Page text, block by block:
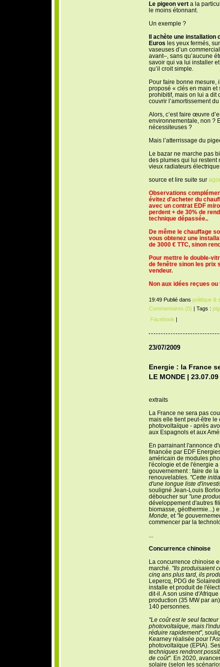
Le pigeon verta la
le moins étonnant.
Un exemple ?
Il achète une installation
Euros les yeux fermés,
vaseuses d’un
avant–, sans qu’aucune
savoir qui va lui installer
qu’il croit simple.
Pour faire bonne mesure,
proposé « clés en main et
prohibitif, mais on lui a dit
couvrir l’amortissement
Alors, c’est faire œuvre
environnementale, non ?
nécessiteuses ?
Mais l’atterrissage du
Le bazar ne marche pas
des plumes qui lui restent
vieux radiateurs
source et lire suite sur
Observations
évitez d'acheter du
avec un contrat EDF
perdent + de 30% de
technique dépassée..
De même le chauffage
vous obtenez une
de 3000 € TTC, sinon
Pour mettre le double-
de fenêtre sinon les prix
vendeur.
Non aux idées reçues ou
19:49 Publié dans politique &
Commentaires (0) | Tags :
Facebook |
23/07/2009
Energie : la France
LE MONDE | 23.07.09
extraits
a France ne sera pas
mais elle tient peut-être
photovoltaïque - après
aux Espagnols et aux
En parrainant l'annonce
financée par EDF
américain de modules
l'écologie et de l'énergie
gouvernement : faire de
renouvelables. "Cette
d'une longue liste
souligné Jean-Louis
déboucher sur "une
développement d'autres
biomasse, géothermie...)
Monde, et "le
commencer par la
Concurrence chinoise
La concurrence chinoise
marché.
"Ils produisaient
cinq ans plus tard, ils
Lepercq, PDG de
installe et produit de
dit-il. A son usine
production (35 MW par
140 personnes.
"Le coût est le seul
photovoltaïque, mais
réduire rapidement",
Kearney réalisée pour
photovoltaïque (EPIA).
techniques rendront
de coût". En 2020,
solaire (selon les